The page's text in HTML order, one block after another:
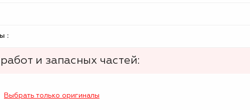
:
и запасных частей:
Выбрать только оригиналы